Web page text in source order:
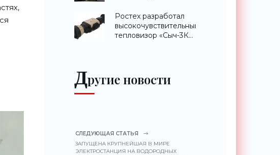
земли -
«Беспилотники»
Ростех разработал
высокочувствительный
тепловизор «Сыч-3К»
Другие новости
СЛЕДУЮЩАЯ СТАТЬЯ
ЗАПУЩЕНА КРУПНЕЙШАЯ В МИРЕ
ЭЛЕКТРОСТАНЦИЯ НА ВОДОРОДНЫХ